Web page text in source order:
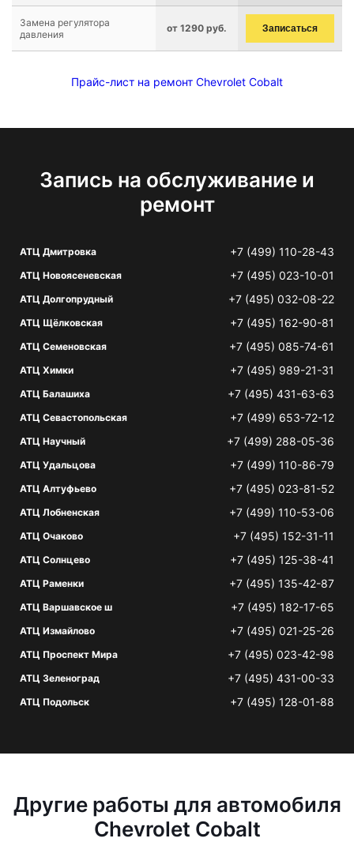
Замена регулятора
давления
от 1290 руб. Записаться
Прайс-лист на ремонт Chevrolet Cobalt
Запись на обслуживание и
ремонт
АТЦ Дмитровка +7 (499) 110-28-43
АТЦ Новоясеневская +7 (495) 023-10-01
АТЦ Долгопрудный +7 (495) 032-08-22
АТЦ Щёлковская +7 (495) 162-90-81
АТЦ Семеновская +7 (495) 085-74-61
АТЦ Химки +7 (495) 989-21-31
АТЦ Балашиха +7 (495) 431-63-63
АТЦ Севастопольская +7 (499) 653-72-12
АТЦ Научный +7 (499) 288-05-36
АТЦ Удальцова +7 (499) 110-86-79
АТЦ Алтуфьево +7 (495) 023-81-52
АТЦ Лобненская +7 (499) 110-53-06
АТЦ Очаково +7 (495) 152-31-11
АТЦ Солнцево +7 (495) 125-38-41
АТЦ Раменки +7 (495) 135-42-87
АТЦ Варшавское ш +7 (495) 182-17-65
АТЦ Измайлово +7 (495) 021-25-26
АТЦ Проспект Мира +7 (495) 023-42-98
АТЦ Зеленоград +7 (495) 431-00-33
АТЦ Подольск +7 (495) 128-01-88
Другие работы для автомобиля
Chevrolet Cobalt